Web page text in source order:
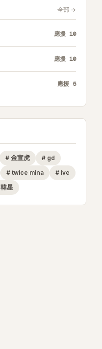
全部 →
應援 10
應援 10
應援 5
# 金宣虎 # gd
# twice mina # ive
韓星